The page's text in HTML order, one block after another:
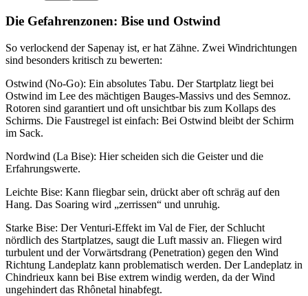
Die Gefahrenzonen: Bise und Ostwind
So verlockend der Sapenay ist, er hat Zähne. Zwei Windrichtungen
sind besonders kritisch zu bewerten:
Ostwind (No-Go): Ein absolutes Tabu. Der Startplatz liegt bei
Ostwind im Lee des mächtigen Bauges-Massivs und des Semnoz.
Rotoren sind garantiert und oft unsichtbar bis zum Kollaps des
Schirms. Die Faustregel ist einfach: Bei Ostwind bleibt der Schirm
im Sack.
Nordwind (La Bise): Hier scheiden sich die Geister und die
Erfahrungswerte.
Leichte Bise: Kann fliegbar sein, drückt aber oft schräg auf den
Hang. Das Soaring wird „zerrissen“ und unruhig.
Starke Bise: Der Venturi-Effekt im Val de Fier, der Schlucht
nördlich des Startplatzes, saugt die Luft massiv an. Fliegen wird
turbulent und der Vorwärtsdrang (Penetration) gegen den Wind
Richtung Landeplatz kann problematisch werden. Der Landeplatz in
Chindrieux kann bei Bise extrem windig werden, da der Wind
ungehindert das Rhônetal hinabfegt.